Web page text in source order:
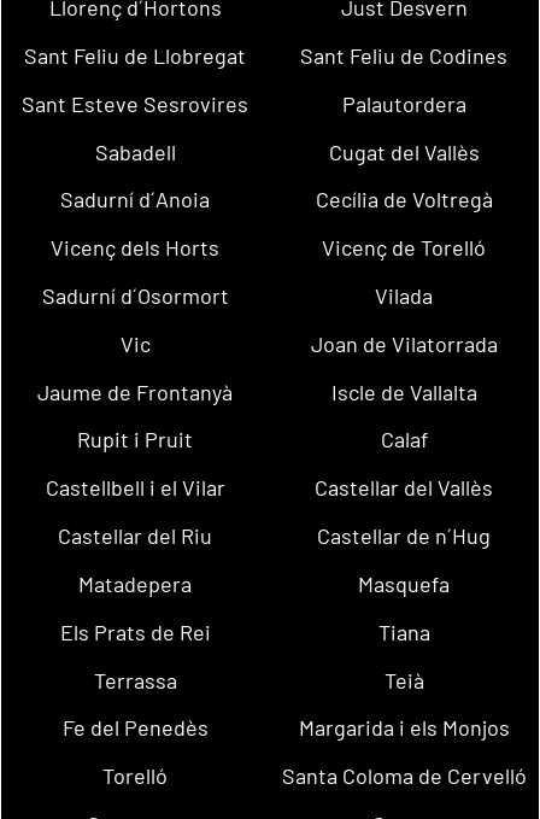
Llorenç d´Hortons
Just Desvern
Sant Feliu de Llobregat
Sant Feliu de Codines
Sant Esteve Sesrovires
Palautordera
Sabadell
Cugat del Vallès
Sadurní d´Anoia
Cecília de Voltregà
Vicenç dels Horts
Vicenç de Torelló
Sadurní d´Osormort
Vilada
Vic
Joan de Vilatorrada
Jaume de Frontanyà
Iscle de Vallalta
Rupit i Pruit
Calaf
Castellbell i el Vilar
Castellar del Vallès
Castellar del Riu
Castellar de n´Hug
Matadepera
Masquefa
Els Prats de Rei
Tiana
Terrassa
Teià
Fe del Penedès
Margarida i els Monjos
Torelló
Santa Coloma de Cervelló